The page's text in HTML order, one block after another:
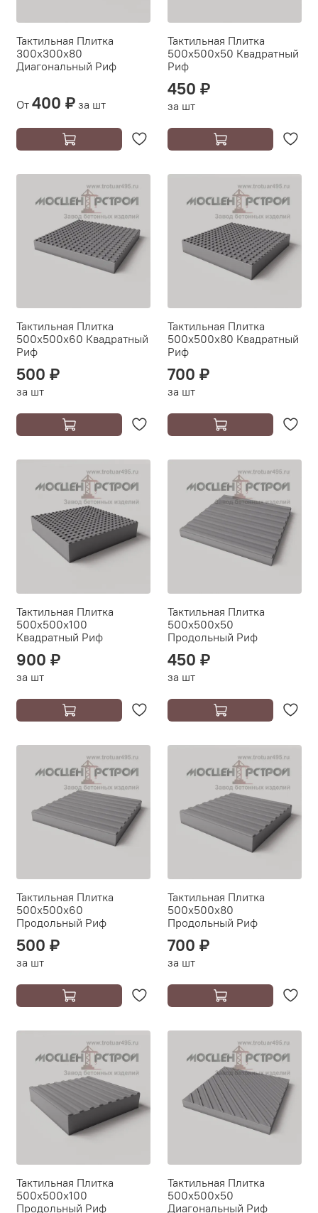
Тактильная Плитка
300х300х80
Диагональный Риф
От 400 ₽ за шт
Тактильная Плитка
500х500х50 Квадратный
Риф
450 ₽
за шт
Тактильная Плитка
500х500х60 Квадратный
Риф
500 ₽
за шт
Тактильная Плитка
500х500х80 Квадратный
Риф
700 ₽
за шт
Тактильная Плитка
500х500х100
Квадратный Риф
900 ₽
за шт
Тактильная Плитка
500х500х50
Продольный Риф
450 ₽
за шт
Тактильная Плитка
500х500х60
Продольный Риф
500 ₽
за шт
Тактильная Плитка
500х500х80
Продольный Риф
700 ₽
за шт
Тактильная Плитка
500х500х100
Продольный Риф
Тактильная Плитка
500х500х50
Диагональный Риф